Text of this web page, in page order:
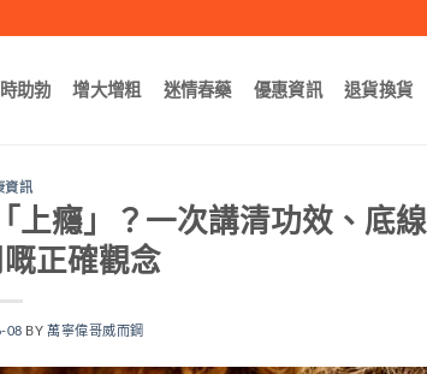
助勃 增大增粗 迷情春藥 優惠資訊 退貨換貨
資訊
上癮」？一次講清功效、底線
正確觀念
08 BY萬寧偉哥威而鋼